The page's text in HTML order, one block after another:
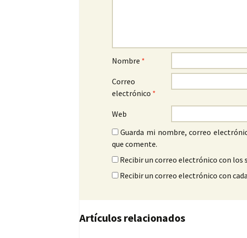
Nombre *
Correo
electrónico *
Web
Guarda mi nombre, correo
que comente.
Recibir un correo electrónico con
Recibir un correo electrónico con
Artículos relacionados